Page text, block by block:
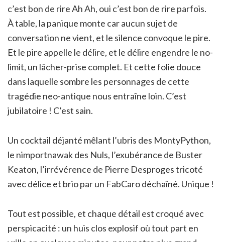
c’est bon de rire Ah Ah, oui c’est bon de rire parfois.
À table, la panique monte car aucun sujet de
conversation ne vient, et le silence convoque le pire.
Et le pire appelle le délire, et le délire engendre le no-
limit, un lâcher-prise complet. Et cette folie douce
dans laquelle sombre les personnages de cette
tragédie neo-antique nous entraîne loin. C’est
jubilatoire ! C’est sain.
Un cocktail déjanté mêlant l’ubris des MontyPython,
le nimportnawak des Nuls, l’exubérance de Buster
Keaton, l’irrévérence de Pierre Desproges tricoté
avec délice et brio par un FabCaro déchaîné. Unique !
Tout est possible, et chaque détail est croqué avec
perspicacité : un huis clos explosif où tout part en